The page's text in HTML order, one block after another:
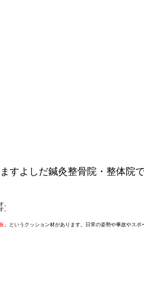
すよしだ鍼灸整骨院・整体院で
。
。
」というクッション材があります。日常の姿勢や事故やス